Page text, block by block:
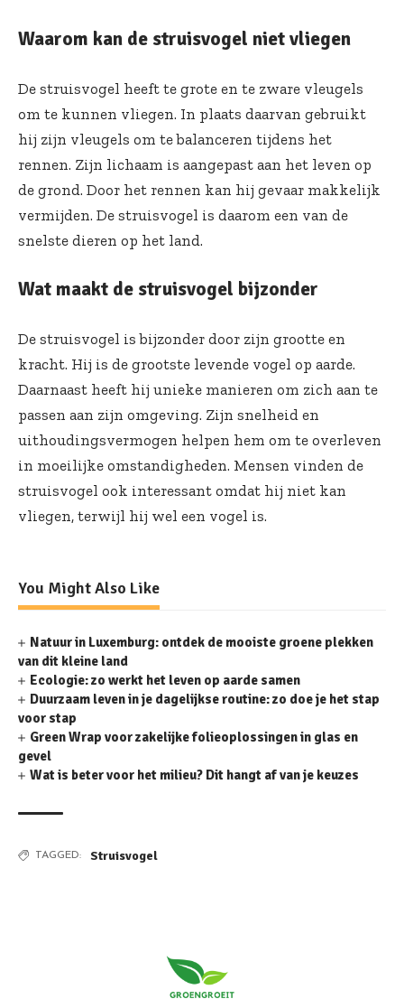
Waarom kan de struisvogel niet vliegen
De struisvogel heeft te grote en te zware vleugels
om te kunnen vliegen. In plaats daarvan gebruikt
hij zijn vleugels om te balanceren tijdens het
rennen. Zijn lichaam is aangepast aan het leven op
de grond. Door het rennen kan hij gevaar makkelijk
vermijden. De struisvogel is daarom een van de
snelste dieren op het land.
Wat maakt de struisvogel bijzonder
De struisvogel is bijzonder door zijn grootte en
kracht. Hij is de grootste levende vogel op aarde.
Daarnaast heeft hij unieke manieren om zich aan te
passen aan zijn omgeving. Zijn snelheid en
uithoudingsvermogen helpen hem om te overleven
in moeilijke omstandigheden. Mensen vinden de
struisvogel ook interessant omdat hij niet kan
vliegen, terwijl hij wel een vogel is.
You Might Also Like
Natuur in Luxemburg: ontdek de mooiste groene plekken
van dit kleine land
Ecologie: zo werkt het leven op aarde samen
Duurzaam leven in je dagelijkse routine: zo doe je het stap
voor stap
Green Wrap voor zakelijke folieoplossingen in glas en
gevel
Wat is beter voor het milieu? Dit hangt af van je keuzes
TAGGED: Struisvogel